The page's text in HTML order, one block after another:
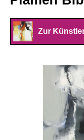
Zur
Bildergalerie